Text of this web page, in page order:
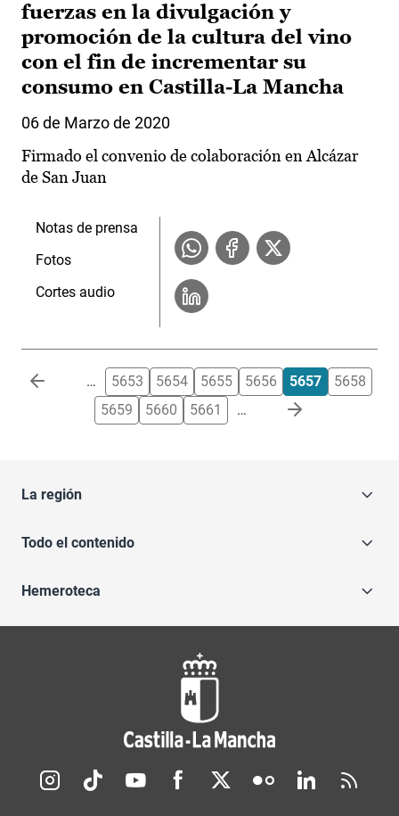
fuerzas en la divulgación y
promoción de la cultura del vino
con el fin de incrementar su
consumo en Castilla-La Mancha
06 de Marzo de 2020
Firmado el convenio de colaboración en Alcázar
de San Juan
Notas de prensa
Fotos
Cortes audio
Paginación … 5653 5654 5655 5656 5657
5658
5659
5660 5661 …
La región
Todo el contenido
Hemeroteca
Redes sociales JCCM